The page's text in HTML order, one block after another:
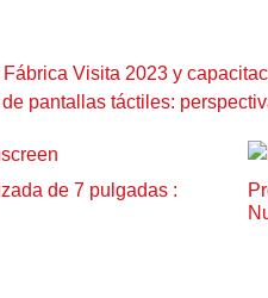
Fábrica Visita 2023 y
pantallas táctiles:
de 7 pulgadas :